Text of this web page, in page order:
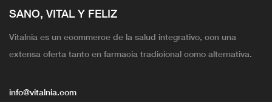
SANO, VITAL Y FELIZ
Vitalnia es un ecommerce de la salud integrativo, con una
extensa oferta tanto en farmacia tradicional como alternativa.
info@vitalnia.com